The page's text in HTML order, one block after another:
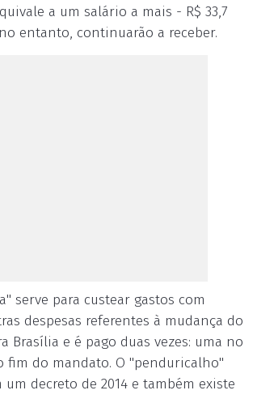
a um salário a mais - R$ 33,7
entanto, continuarão a receber.
serve para custear gastos com
despesas referentes à mudança do
Brasília e é pago duas vezes: uma no
fim do mandato. O "penduricalho"
um decreto de 2014 e também existe